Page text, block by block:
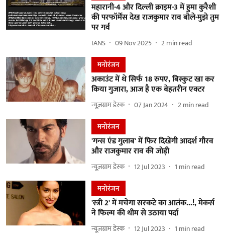
महारानी-4 और दिल्ली क्राइम-3 में हुमा कुरैशी
की परफॉर्मेंस देख राजकुमार राव बोले-मुझे तुम
पर गर्व
IANS 09 Nov 2025 2min read
मनोरंजन
अकाउंट में थे सिर्फ 18 रुपए, बिस्कुट खा कर
किया गुजारा, आज है एक बेहतरीन एक्टर
न्यूज़ग्राम डेस्क 07 Jan 2024 2min read
मनोरंजन
'गन्स एंड गुलाब' में फिर दिखेंगी आदर्श गौरव
और राजकुमार राव की जोड़ी
न्यूज़ग्राम डेस्क 12 Jul 2023 1 min read
मनोरंजन
'स्त्री 2' में मचेगा सरकटे का आतंक...!, मेकर्स
ने फिल्म की थीम से उठाया पर्दा
न्यूज़ग्राम डेस्क 12 Jul 2023 1 min read